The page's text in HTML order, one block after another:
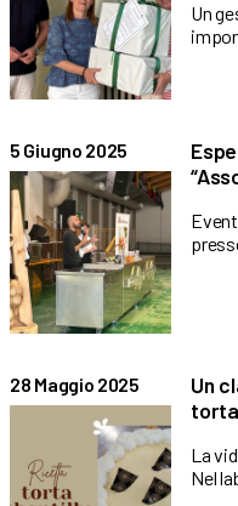
Un
5 Giugno 2025
28 Maggio 2025
Un
La
Nel